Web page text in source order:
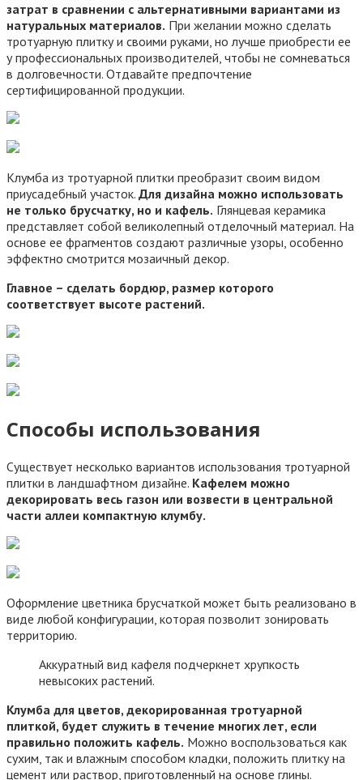
затрат в сравнении с альтернативными вариантами из
натуральных материалов. При желании можно сделать
тротуарную плитку и своими руками, но лучше приобрести ее
у профессиональных производителей, чтобы не сомневаться
в долговечности. Отдавайте предпочтение
сертифицированной продукции.
Клумба из тротуарной плитки преобразит своим видом
приусадебный участок. Для дизайна можно использовать
не только брусчатку, но и кафель. Глянцевая керамика
представляет собой великолепный отделочный материал. На
основе ее фрагментов создают различные узоры, особенно
эффектно смотрится мозаичный декор.
Главное – сделать бордюр, размер которого
соответствует высоте растений.
Способы использования
Существует несколько вариантов использования тротуарной
плитки в ландшафтном дизайне. Кафелем можно
декорировать весь газон или возвести в центральной
части аллеи компактную клумбу.
Оформление цветника брусчаткой может быть реализовано в
виде любой конфигурации, которая позволит зонировать
территорию.
Аккуратный вид кафеля подчеркнет хрупкость
невысоких растений.
Клумба для цветов, декорированная тротуарной
плиткой, будет служить в течение многих лет, если
правильно положить кафель. Можно воспользоваться как
сухим, так и влажным способом кладки, положить плитку на
цемент или раствор, приготовленный на основе глины.